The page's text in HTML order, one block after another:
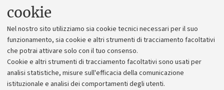
cookie
Nel nostro sito utilizziamo sia cookie tecnici necessari per il suo
funzionamento, sia cookie e altri strumenti di tracciamento facoltativi
che potrai attivare solo con il tuo consenso.
Cookie e altri strumenti di tracciamento facoltativi sono usati per
analisi statistiche, misure sull'efficacia della comunicazione
istituzionale e analisi dei comportamenti degli utenti.
Alumni community
Piano strategico
Bilanci
Donazioni e 5x1000